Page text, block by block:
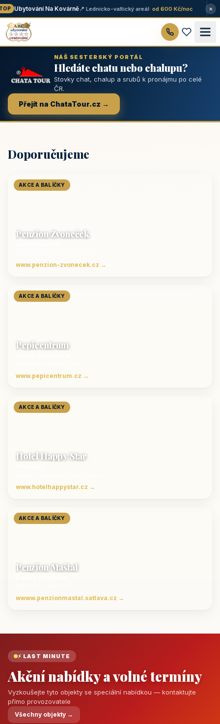
Ubytování Na Kovárně📍 Lednicko-valtický areál· od 600 Kč/noc ×
NÁŠ SESTERSKÝ PORTÁL
Hledáte chatu nebo chalupu?
Stovky chat, chalup a srubů k pronájmu po celé
ČR.
Přejít na ChataTour.cz →
Doporučujeme
AKCE A BALÍČKY
Penzion Zvoneček
www.penzion-zvonecek.cz →
AKCE A BALÍČKY
Pepicentrum
www.pepicentrum.cz →
AKCE A BALÍČKY
Hotel Happy Star
www.hotelhappystar.cz →
AKCE A BALÍČKY
Penzion Maštal
wwww.penzionmastal.satlava.cz →
⚡ LAST MINUTE
Akční nabídky a volné termíny
Vyzkoušejte tyto objekty se speciální nabídkou — kontaktujte
přímo provozovatele
Všechny objekty →